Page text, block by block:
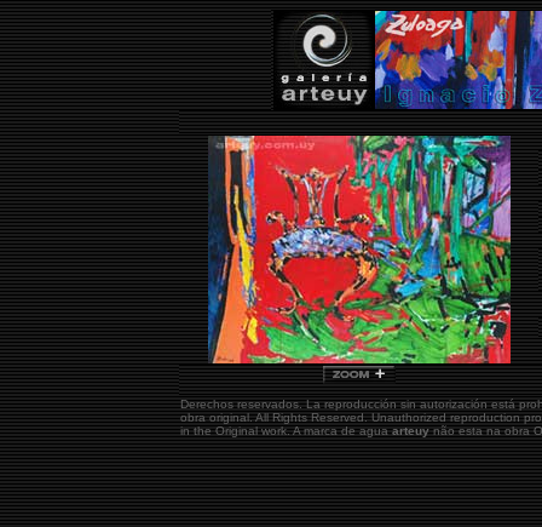
Derechos reservados. La reproducción sin autorización está
obra original.All Rights Reserved. Unauthorized reproduction
in the Original work. A marca de aguaarteuynão esta na obra